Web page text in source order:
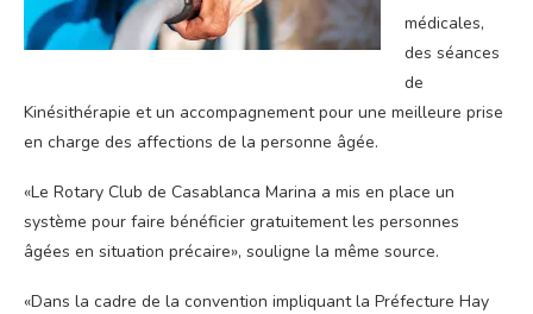
médicales,
des séances
de
Kinésithérapie et un accompagnement pour une meilleure prise
en charge des affections de la personne âgée.
«Le Rotary Club de Casablanca Marina a mis en place un
système pour faire bénéficier gratuitement les personnes
âgées en situation précaire», souligne la même source.
«Dans la cadre de la convention impliquant la Préfecture Hay